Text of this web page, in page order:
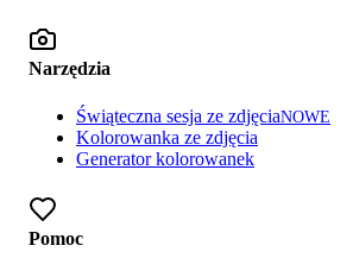
Narzędzia
Świąteczna sesja ze zdjęciaNOWE
Kolorowanka ze zdjęcia
Generator kolorowanek
Pomoc